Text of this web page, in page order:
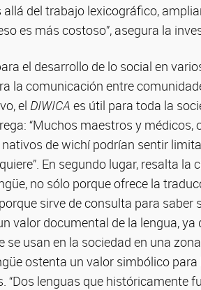
del trabajo lexicográfico,
es más costoso”, asegura la
el desarrollo de lo social en
la comunicación entre
el DIWICA es útil para toda la
“Muchos maestros y médicos,
de wichí podrían sentir
En segundo lugar, resalta la
no sólo porque ofrece la
sirve de consulta para saber
valor documental de la lengua, ya
usan en la sociedad en una
ostenta un valor simbólico para
lenguas que históricamente